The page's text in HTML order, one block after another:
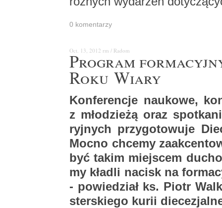
0 ko­men­ta­rzy
Oct. 13, 2012 rm / Radom
Pro­gram
Roku Wiary
Kon­fe­ren­cje na­uko­we,
z mło­dzie­żą oraz
ryj­nych przy­go­to­wu­je
Mocno chce­my
być takim miej­scem
my kła­dli na­cisk na
- po­wie­dział ks. Piotr
ster­skie­go kurii